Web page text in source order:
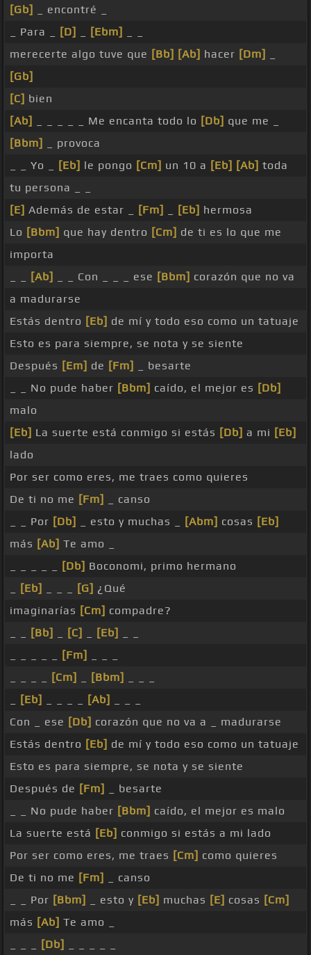
[Gb]
_ encontré _
_ Para _
[D] [Ebm]
merecerte algo tuve que [Bb] [Ab] hacer [Dm]
[Gb]
[C] bien
[Ab]
_ _ _ _ _ Me encanta todo lo [Db] que me _
[Bbm]
_ provoca
_ _ Yo _
[Eb] le pongo [Cm] un 10 a [Eb] [Ab] toda
tu persona _ _
[E] Además de estar _ [Fm] [Eb] hermosa
Lo [Bbm] que hay dentro [Cm] de ti es lo que me
importa
[Ab] _ _ Con _ _ _ ese [Bbm] corazón que no va
a madurarse
Estás dentro [Eb] de mí y todo eso como un tatuaje
Esto es para siempre, se nota y se siente
Después [Em] de [Fm]
_ besarte
_ _ No pude haber [Bbm] caído, el mejor es [Db]
malo
[Eb] La suerte está conmigo si estás [Db] a mi [Eb]
lado
Por ser como eres, me traes como quieres
De ti no me [Fm]
_ canso
_ _ Por [Db] _ esto y muchas _ [Abm] cosas [Eb]
más [Ab] Te amo _
[Db] Boconomi, primo hermano
[Eb] [G] ¿Qué
imaginarías [Cm] compadre?
[Bb] [C] [Eb]
[Fm]
[Cm] [Bbm]
[Eb] [Ab]
Con _ ese [Db] corazón que no va a _ madurarse
Estás dentro [Eb] de mí y todo eso como un tatuaje
Esto es para siempre, se nota y se siente
Después de [Fm]
_ besarte
_ _ No pude haber [Bbm] caído, el mejor es malo
La suerte está [Eb] conmigo si estás a mi lado
Por ser como eres, me traes [Cm] como quieres
De ti no me [Fm]
_ canso
_ _ Por [Bbm] _ esto y [Eb] muchas [E] cosas [Cm]
más [Ab] Te amo _
[Db]